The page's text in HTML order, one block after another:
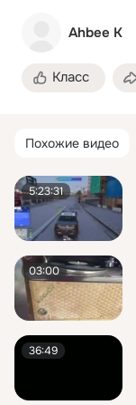
Ahbee K
Класс
Похожие видео
5:23:31
03:00
36:49